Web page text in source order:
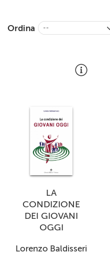
Ordina --
LA
CONDIZIONE
DEI GIOVANI
OGGI
Lorenzo Baldisseri